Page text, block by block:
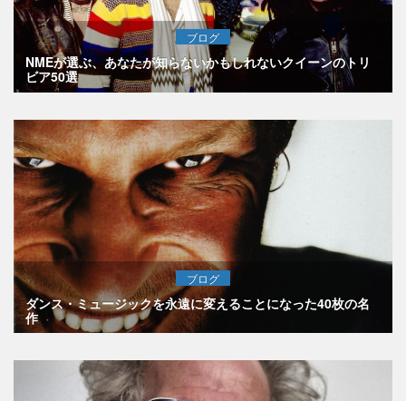
ブログ
NMEが選ぶ、あなたが知らないかもしれないクイーンのトリ
ビア50選
ブログ
ダンス・ミュージックを永遠に変えることになった40枚の名
作